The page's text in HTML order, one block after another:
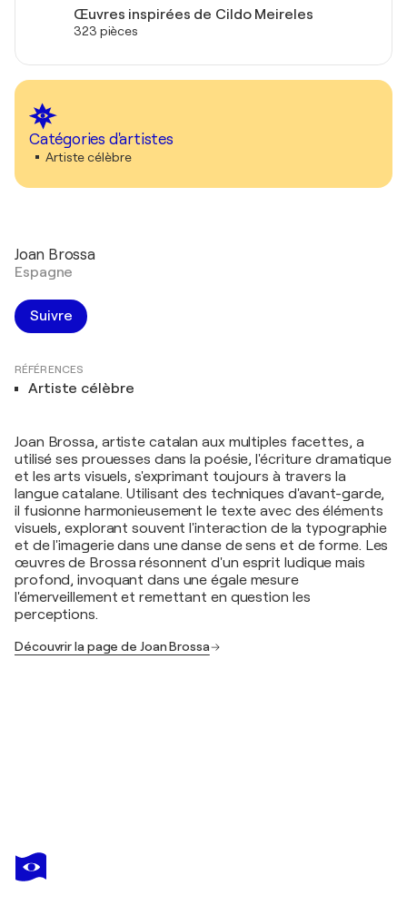
Œuvres inspirées de Cildo Meireles
323 pièces
Catégories d'artistes
Artiste célèbre
Joan Brossa
Espagne
Suivre
RÉFÉRENCES
Artiste célèbre
Joan Brossa, artiste catalan aux multiples facettes, a
utilisé ses prouesses dans la poésie, l'écriture dramatique
et les arts visuels, s'exprimant toujours à travers la
langue catalane. Utilisant des techniques d'avant-garde,
il fusionne harmonieusement le texte avec des éléments
visuels, explorant souvent l'interaction de la typographie
et de l'imagerie dans une danse de sens et de forme. Les
œuvres de Brossa résonnent d'un esprit ludique mais
profond, invoquant dans une égale mesure
l'émerveillement et remettant en question les
perceptions.
Découvrir la page de Joan Brossa
JOAN BROSSA
Blasfémia